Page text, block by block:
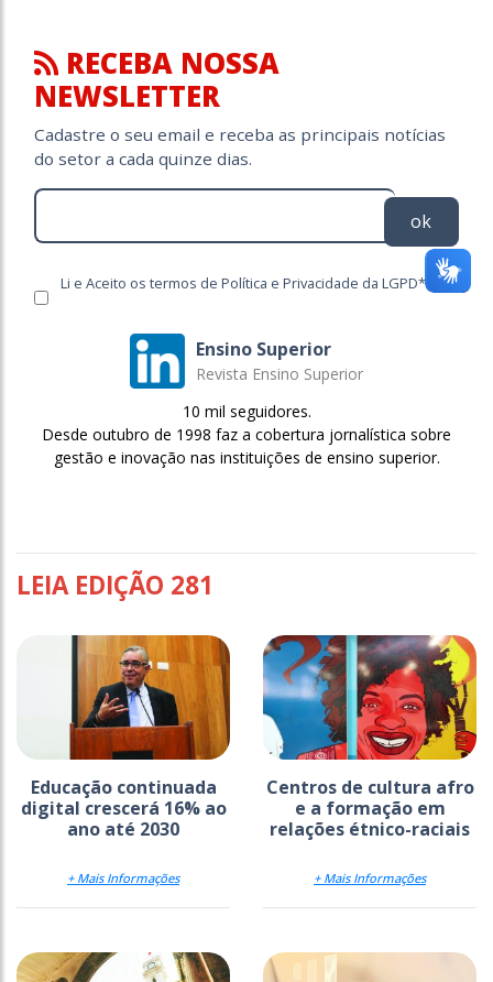
RECEBA NOSSA
NEWSLETTER
Cadastre o seu email e receba as principais notícias
do setor a cada quinze dias.
ok
Li e Aceito os termos de Política e Privacidade da LGPD*
Ensino Superior
Revista Ensino Superior
10 mil seguidores.
Desde outubro de 1998 faz a cobertura jornalística sobre
gestão e inovação nas instituições de ensino superior.
LEIA EDIÇÃO 281
Educação continuada
digital crescerá 16% ao
ano até 2030
+ Mais Informações
Centros de cultura afro
e a formação em
relações étnico-raciais
+ Mais Informações